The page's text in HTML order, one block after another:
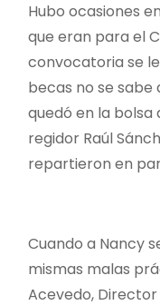
Hubo ocasiones
que eran para el
convocatoria se
becas no se sabe
quedó en la bolsa
regidor Raúl
repartieron en
Cuando a Nancy
mismas malas
Acevedo,